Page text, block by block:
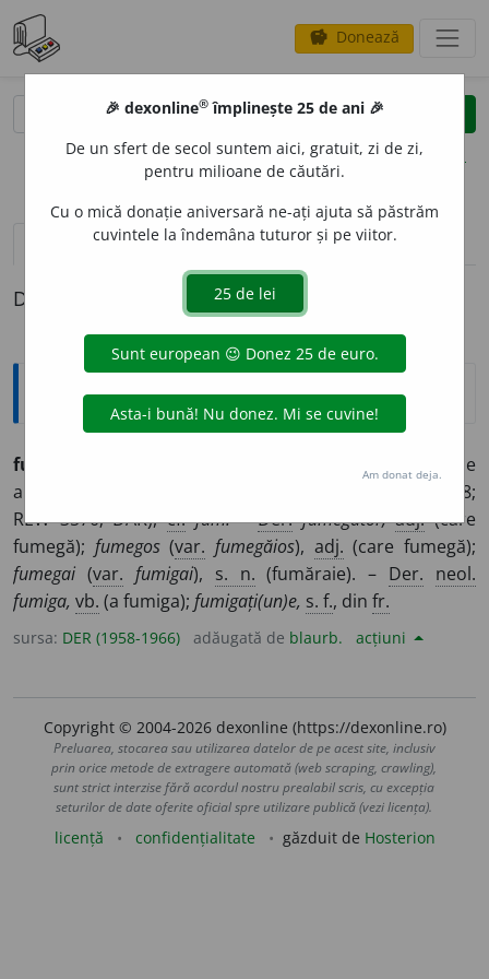
savings Donează
clear
opțiuni
definiții (1)
Definiția cu ID-ul 497958:
Etimologice
fumeg
A face
aburi.
(Pușcariu 670; Candrea-Dens., 678;
REW 3570; DAR),cf. fum.–Der. fumegător, adj.(care
fumegă); fumegos(var. fumegăios), adj. (care fumegă);
fumegai (var. fumigai), s. n. (fumăraie). – Der. neol.
fumiga, vb. (a fumiga); fumigați(un)e, s. f., din fr.
sursa: DER (1958-1966) adăugată de blaurb. acțiuni
Copyright © 2004-2026 dexonline (https://dexonline.ro)
Preluarea, stocarea sau utilizarea datelor de pe acest site, inclusiv
prin orice metode de extragere automată (web scraping, crawling),
sunt strict interzise fără acordul nostru prealabil scris, cu excepția
seturilor de date oferite oficial spre utilizare publică (vezi licența).
licență confidențialitate găzduit de Hosterion
🎉 dexonline® împlinește 25 de ani 🎉
De un sfert de secol suntem aici, gratuit, zi de zi,
pentru milioane de căutări.
Cu o mică donație aniversară ne-ați ajuta să păstrăm
cuvintele la îndemâna tuturor și pe viitor.
Am donat deja.